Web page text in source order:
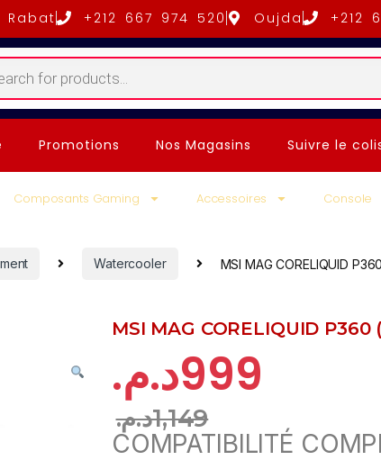
Rabat +212 667 974 520 Oujda +212
Promotions Nos Magasins Suivre le
Composants Gaming Accessoires Console
Watercooler MSI MAG CORELIQUID
MSI MAG CORELIQUID P360
999د.م.
1,149د.م.
COMPATIBILITÉ